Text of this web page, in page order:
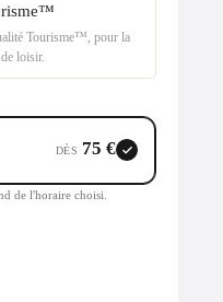
Tourisme™, pour la
loisir.
DÈS 75 €
de l'horaire choisi.